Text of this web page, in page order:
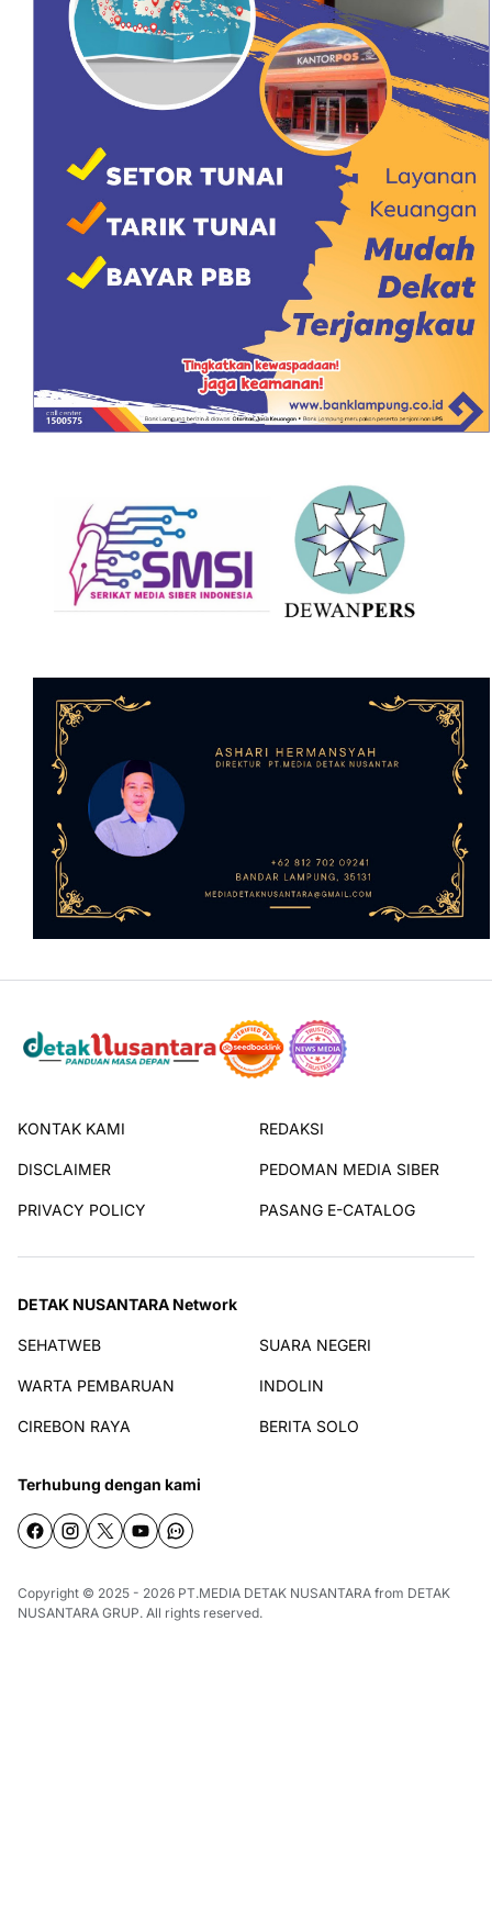
KONTAK KAMI REDAKSI
DISCLAIMER PEDOMAN MEDIA SIBER
PRIVACY POLICY PASANG E-CATALOG
DETAK NUSANTARA Network
SEHATWEB SUARA NEGERI
WARTA PEMBARUAN INDOLIN
CIREBON RAYA BERITA SOLO
Terhubung dengan kami
Copyright © 2025 - 2026 PT.MEDIA DETAK NUSANTARA from DETAK
NUSANTARA GRUP. All rights reserved.